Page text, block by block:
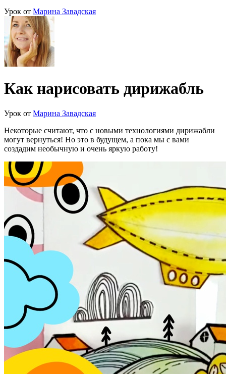
Урок от Марина Завадская
Как нарисовать дирижабль
Урок от Марина Завадская
Некоторые считают, что с новыми технологиями дирижабли
могут вернуться! Но это в будущем, а пока мы с вами
создадим необычную и очень яркую работу!